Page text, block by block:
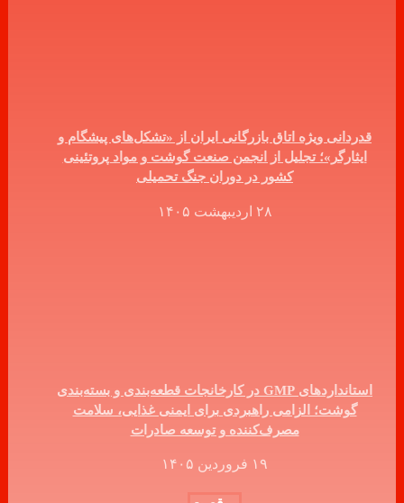
قدردانی ویژه اتاق بازرگانی ایران از «تشکل‌های پیشگام و
ایثارگر»؛ تجلیل از انجمن صنعت گوشت و مواد پروتئینی
کشور در دوران جنگ تحمیلی
۲۸ اردیبهشت ۱۴۰۵
استانداردهای GMP در کارخانجات قطعه‌بندی و بسته‌بندی
گوشت؛ الزامی راهبردی برای ایمنی غذایی، سلامت
مصرف‌کننده و توسعه صادرات
۱۹ فروردین ۱۴۰۵